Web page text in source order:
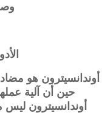
حين أن آلية
أوندانسيترون ليس